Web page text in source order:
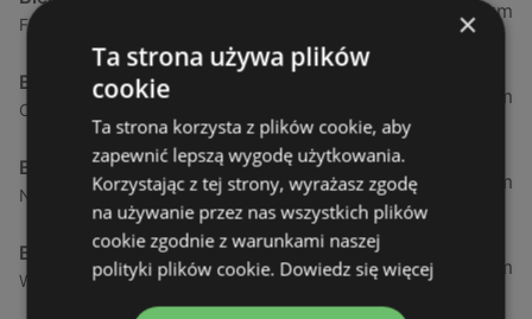
Fińska 4, 72-602 Świnoujście
0,23 km
Biedronka
Chrobrego 9, 72-600 Świnoujście
0,84 km
Biedronka
Nowokarsiborska 2, 72-600 Świnoujście
1,87 km
Biedronka
Wojska Polskiego 16a, 72-600 Świnoujście
2,77 km
×
Ta strona używa plików
cookie
Ta strona korzysta z plików cookie, aby
zapewnić lepszą wygodę użytkowania.
Korzystając z tej strony, wyrażasz zgodę
na używanie przez nas wszystkich plików
cookie zgodnie z warunkami naszej
polityki plików cookie. Dowiedz się więcej